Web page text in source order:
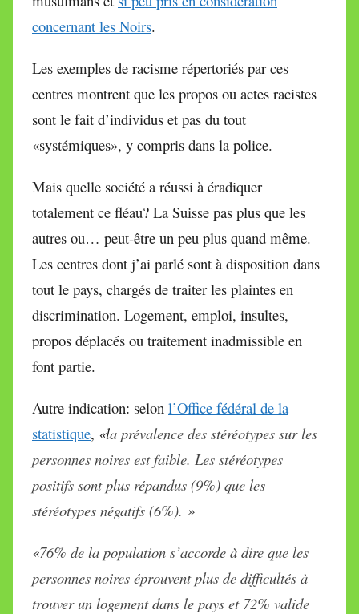
concernant les Noirs.
Les exemples de racisme répertoriés par ces
centres montrent que les propos ou actes racistes
sont le fait d’individus et pas du tout
«systémiques», y compris dans la police.
Mais quelle société a réussi à éradiquer
totalement ce fléau? La Suisse pas plus que les
autres ou… peut-être un peu plus quand même.
Les centres dont j’ai parlé sont à disposition dans
tout le pays, chargés de traiter les plaintes en
discrimination. Logement, emploi, insultes,
propos déplacés ou traitement inadmissible en
font partie.
Autre indication: selon l’Office fédéral de la
statistique, «la prévalence des stéréotypes sur les
personnes noires est faible. Les stéréotypes
positifs sont plus répandus (9%) que les
stéréotypes négatifs (6%). »
«76% de la population s’accorde à dire que les
personnes noires éprouvent plus de difficultés à
trouver un logement dans le pays et 72% valide